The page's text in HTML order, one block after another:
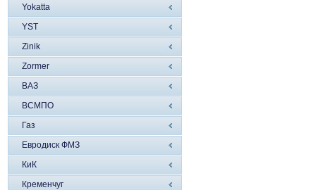
Yokatta
YST
Zinik
Zormer
ВАЗ
ВСМПО
Газ
Евродиск ФМЗ
КиК
Кременчуг